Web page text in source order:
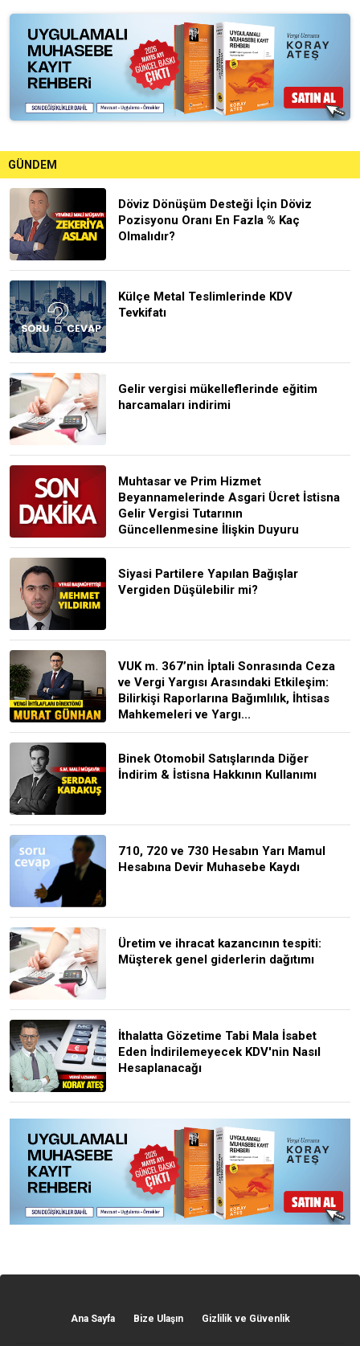
GÜNDEM
Döviz Dönüşüm Desteği İçin Döviz
Pozisyonu Oranı En Fazla % Kaç
Olmalıdır?
Külçe Metal Teslimlerinde KDV
Tevkifatı
Gelir vergisi mükelleflerinde eğitim
harcamaları indirimi
Muhtasar ve Prim Hizmet
Beyannamelerinde Asgari Ücret İstisna
Gelir Vergisi Tutarının
Güncellenmesine İlişkin Duyuru
Siyasi Partilere Yapılan Bağışlar
Vergiden Düşülebilir mi?
VUK m. 367’nin İptali Sonrasında Ceza
ve Vergi Yargısı Arasındaki Etkileşim:
Bilirkişi Raporlarına Bağımlılık, İhtisas
Mahkemeleri ve Yargı...
Binek Otomobil Satışlarında Diğer
İndirim & İstisna Hakkının Kullanımı
710, 720 ve 730 Hesabın Yarı Mamul
Hesabına Devir Muhasebe Kaydı
Üretim ve ihracat kazancının tespiti:
Müşterek genel giderlerin dağıtımı
İthalatta Gözetime Tabi Mala İsabet
Eden İndirilemeyecek KDV'nin Nasıl
Hesaplanacağı
Ana Sayfa Bize Ulaşın Gizlilik ve Güvenlik